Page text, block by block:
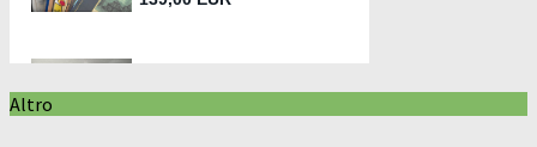
Altro